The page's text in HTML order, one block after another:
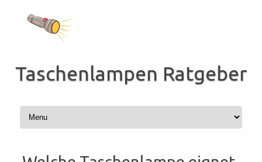
springen
Taschenlampen Ratgeber